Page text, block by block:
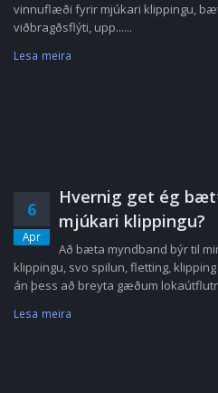
vinnuflæði fyrir mjúkari klippingu,
viðbragðsflýti, upp......
Lesa meira
6
Apr
Hvernig get ég
mjúkari klippingu?
Að bæta myndband býr til
klippingu, svo spilun, fletting,
án þess að breyta gæðum
Lesa meira